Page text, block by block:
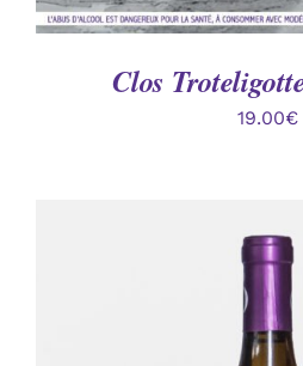
Clos
19.00€